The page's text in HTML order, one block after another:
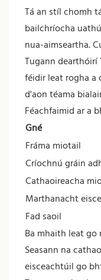
Tá an stíl chomh
bailchríocha
nua-aimseartha.
Tugann dearthóirí
féidir leat rogha a
d'aon téama
Féachfaimid ar a
Gné
Fráma miotail
Críochnú gráin
Cathaoireacha
Marthanacht
Fad saoil
Ba mhaith leat
Seasann na
eisceachtúil go